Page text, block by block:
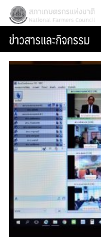
Skip
content
สภาเกษตรกรแห่งชาติ
ข่าวสารและกิจกรรม